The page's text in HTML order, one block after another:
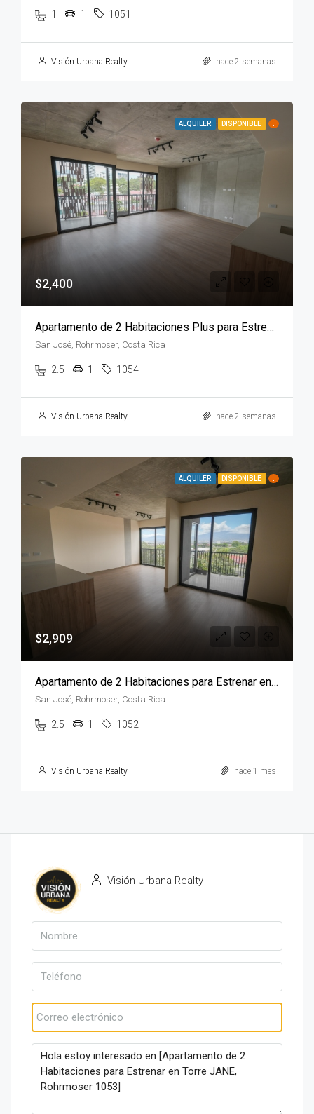
1 1 1051
Visión Urbana Realty hace 2 semanas
ALQUILER DISPONIBLE
$2,400
Apartamento de 2 Habitaciones Plus para Estrenar en Torre JANE, Nunciatura
San José, Rohrmoser, Costa Rica
2.5 1 1054
Visión Urbana Realty hace 2 semanas
ALQUILER DISPONIBLE
$2,909
Apartamento de 2 Habitaciones para Estrenar en Torre JANE, Rohrmoser
San José, Rohrmoser, Costa Rica
2.5 1 1052
Visión Urbana Realty hace 1 mes
Visión Urbana Realty